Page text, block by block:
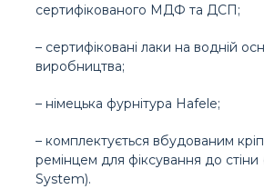
сертифікованого МДФ та ДСП;
– сертифіковані лаки на водній
виробництва;
– німецька фурнітура Hafele;
– комплектується вбудованим
ремінцем для фіксування до
System).